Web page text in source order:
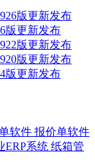
版更新发布
版更新发布
版更新发布
版更新发布
版更新发布
软件 报价单软件
ERP系统 纸箱管